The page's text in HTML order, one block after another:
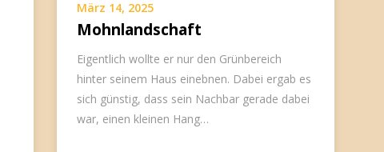
März 14, 2025
Mohnlandschaft
Eigentlich wollte er nur den Grünbereich
hinter seinem Haus einebnen. Dabei ergab es
sich günstig, dass sein Nachbar gerade dabei
war, einen kleinen Hang…